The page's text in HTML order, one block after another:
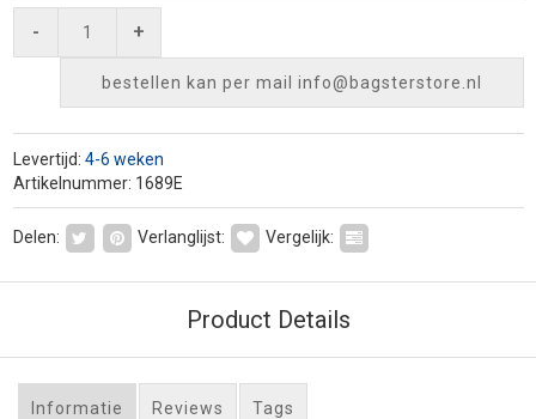
- +
bestellen kan per mail info@bagsterstore.nl
Levertijd: 4-6 weken
Artikelnummer: 1689E
Delen: Verlanglijst: Vergelijk:
Product Details
Informatie Reviews Tags